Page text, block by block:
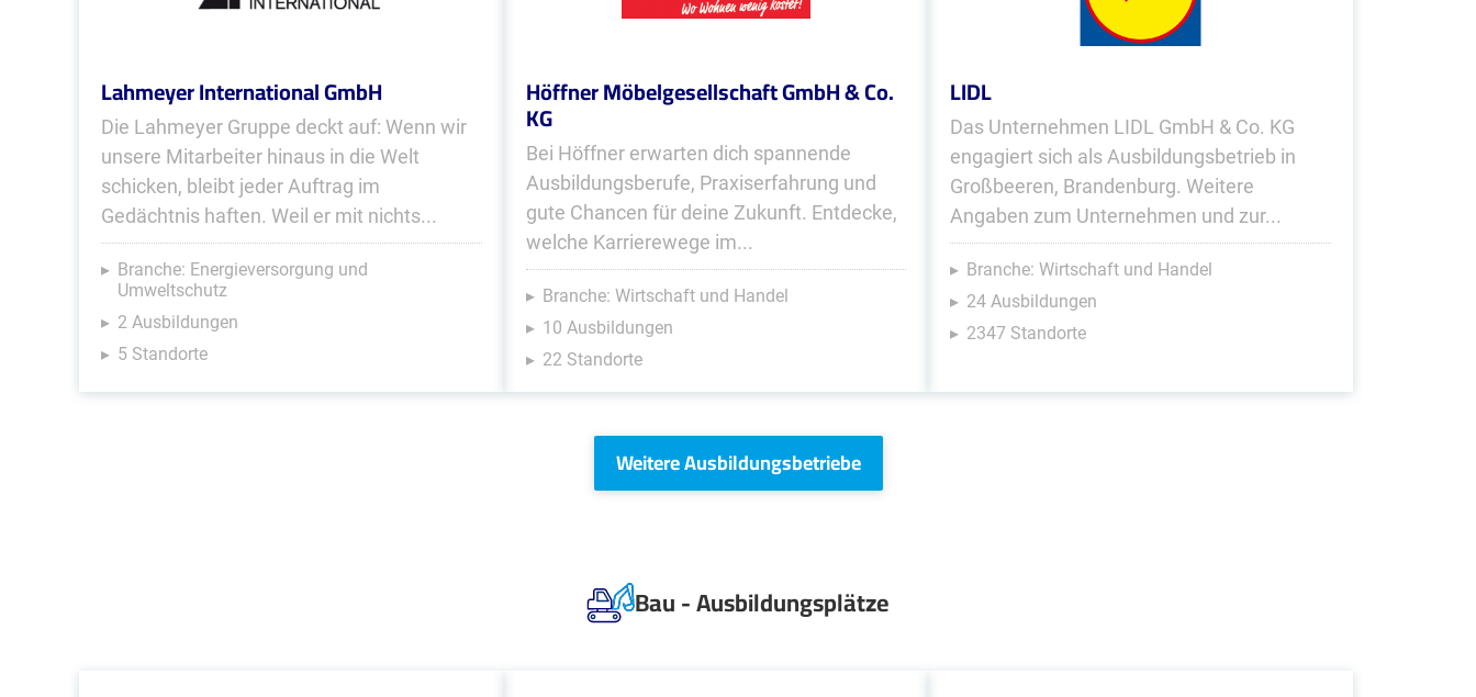
Lahmeyer International GmbH
Die Lahmeyer Gruppe deckt auf: Wenn wir
unsere Mitarbeiter hinaus in die Welt
schicken, bleibt jeder Auftrag im
Gedächtnis haften. Weil er mit nichts...
Branche: Energieversorgung und
Umweltschutz
2 Ausbildungen
5 Standorte
Höffner Möbelgesellschaft GmbH & Co.
KG
Bei Höffner erwarten dich spannende
Ausbildungsberufe, Praxiserfahrung und
gute Chancen für deine Zukunft. Entdecke,
welche Karrierewege im...
Branche: Wirtschaft und Handel
10 Ausbildungen
22 Standorte
LIDL
Das Unternehmen LIDL GmbH & Co. KG
engagiert sich als Ausbildungsbetrieb in
Großbeeren, Brandenburg. Weitere
Angaben zum Unternehmen und zur...
Branche: Wirtschaft und Handel
24 Ausbildungen
2347 Standorte
Weitere Ausbildungsbetriebe
Bau - Ausbildungsplätze